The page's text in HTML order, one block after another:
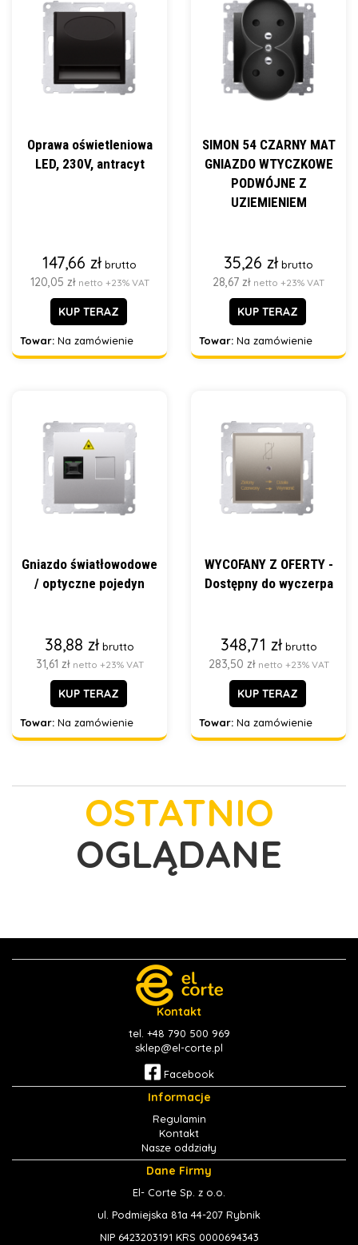
Oprawa oświetleniowa
LED, 230V, antracyt
147,66 zł brutto
120,05 zł netto +23% VAT
KUP TERAZ
Towar: Na zamówienie
SIMON 54 CZARNY MAT
GNIAZDO WTYCZKOWE
PODWÓJNE Z
UZIEMIENIEM
35,26 zł brutto
28,67 zł netto +23% VAT
KUP TERAZ
Towar: Na zamówienie
Gniazdo światłowodowe
/ optyczne pojedyn
38,88 zł brutto
31,61 zł netto +23% VAT
KUP TERAZ
Towar: Na zamówienie
WYCOFANY Z OFERTY -
Dostępny do wyczerpa
348,71 zł brutto
283,50 zł netto +23% VAT
KUP TERAZ
Towar: Na zamówienie
OSTATNIO
OGLĄDANE
Kontakt
tel. +48 790 500 969
sklep@el-corte.pl
Facebook
Informacje
Regulamin
Kontakt
Nasze oddziały
Dane Firmy
El- Corte Sp. z o.o.
ul. Podmiejska 81a 44-207 Rybnik
NIP 6423203191 KRS 0000694343